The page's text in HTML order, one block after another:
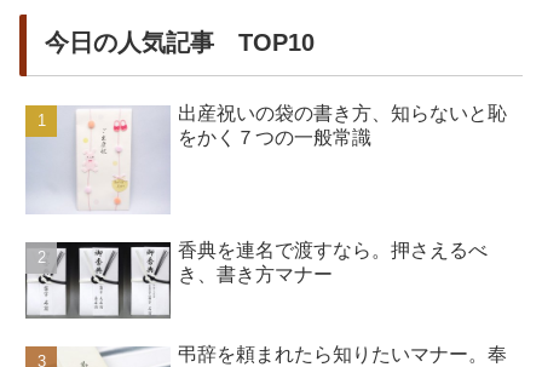
今日の人気記事 TOP10
出産祝いの袋の書き方、知らないと恥
をかく７つの一般常識
香典を連名で渡すなら。押さえるべ
き、書き方マナー
弔辞を頼まれたら知りたいマナー。奉